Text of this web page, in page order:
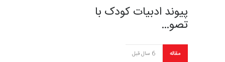
پیوند ادبیات کودک با
تصو…
مقاله 6 سال قبل